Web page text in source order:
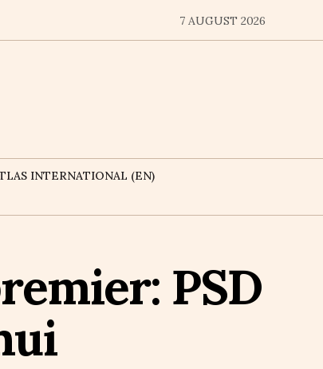
7 AUGUST 2026
INTERNATIONAL (EN)
PSD